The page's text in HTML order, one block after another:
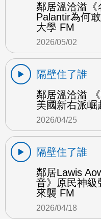
鄰居溫洽溢《
Palantir為何
大學 FM
2026/05/02
隔壁住了誰
鄰居溫洽溢
美國新右派崛
2026/04/25
隔壁住了誰
鄰居Lawis
音》原民神級
來襲 FM
2026/04/18